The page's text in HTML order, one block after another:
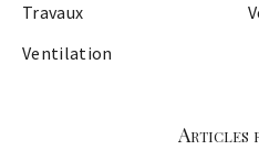
Travaux
Ventilation
Articles